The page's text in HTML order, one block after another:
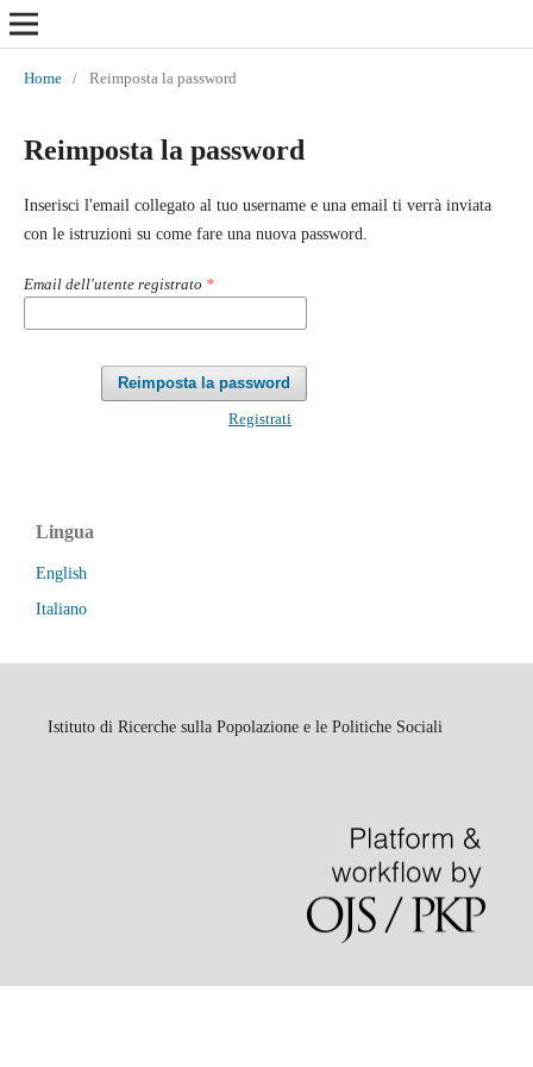
Home / Reimposta la password
Reimposta la password
Inserisci l'email collegato al tuo username e una email ti verrà inviata
con le istruzioni su come fare una nuova password.
Email dell'utente registrato *
Reimposta la password
Registrati
Lingua
English
Italiano
Istituto di Ricerche sulla Popolazione e le Politiche Sociali